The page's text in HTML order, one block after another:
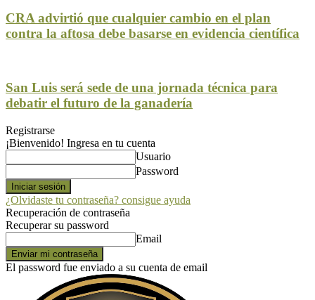
CRA advirtió que cualquier cambio en el plan
contra la aftosa debe basarse en evidencia científica
San Luis será sede de una jornada técnica para
debatir el futuro de la ganadería
Registrarse
¡Bienvenido! Ingresa en tu cuenta
Usuario
Password
¿Olvidaste tu contraseña? consigue ayuda
Recuperación de contraseña
Recuperar su password
Email
El password fue enviado a su cuenta de email